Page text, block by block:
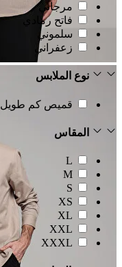
مرجاني
فاتح رمادي
سلموني
زعفراني
نوع الملابس
قميص كم طويل
المقاس
L
M
S
XS
XL
XXL
XXXL